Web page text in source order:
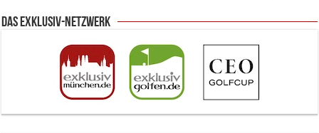
Das Exklusiv-Netzwerk